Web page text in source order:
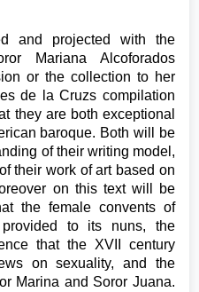
and projected with the
Mariana Alcoforados
or the collection to her
de la Cruzs compilation
they are both exceptional
baroque. Both will be
of their writing model,
their work of art based on
on this text will be
the female convents of
to its nuns, the
that the XVII century
on sexuality, and the
Marina and Soror Juana.